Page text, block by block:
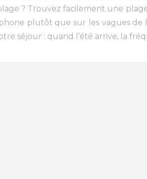
? Trouvez facilement une
plutôt que sur les vagues de
séjour : quand l’été arrive, la